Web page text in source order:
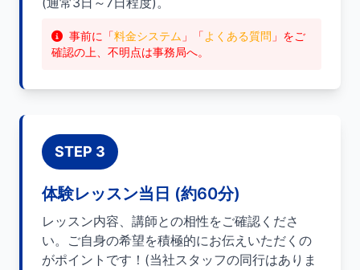
事前に「料金システム 」「よくある質問 」をご
確認の上、不明点は事務局へ。
STEP 3
体験レッスン当日 (約60分)
レッスン内容、講師との相性をご確認くださ
い。ご自身の希望を積極的にお伝えいただくの
がポイントです！(当社スタッフの同行はありま